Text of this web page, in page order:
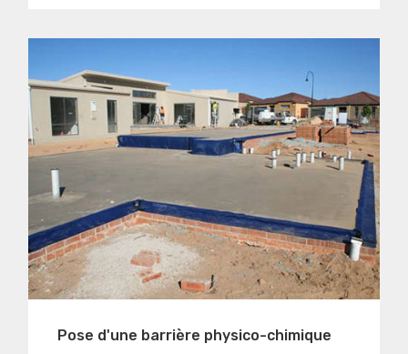
Pose d'une barrière physico-chimique